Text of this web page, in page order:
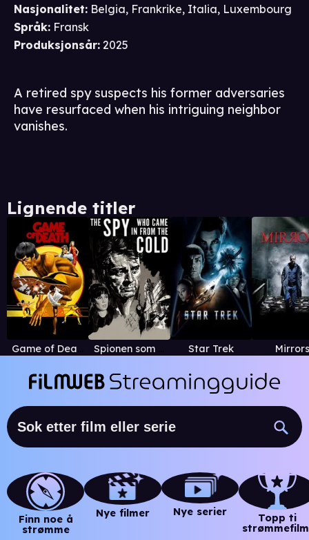
Nasjonalitet: Belgia, Frankrike, Italia, Luxembourg
Språk: Fransk
Produksjonsår: 2025
A retired spy suspects his former adversaries
have resurfaced when his intriguing neighbor
vanishes.
Lignende titler
Game of Death (1978) Spionen som kom inn fra kulden Star Trek
Finn noe å
strømme
Nye filmer Nye serier
Topp ti